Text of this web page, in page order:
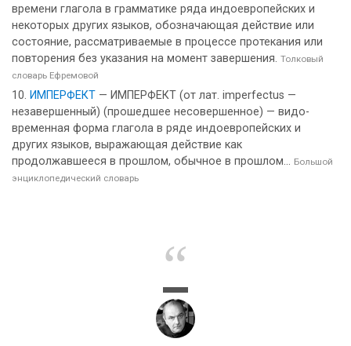
времени глагола в грамматике ряда индоевропейских и
некоторых других языков, обозначающая действие или
состояние, рассматриваемые в процессе протекания или
повторения без указания на момент завершения. Толковый
словарь Ефремовой
ИМПЕРФЕКТ — ИМПЕРФЕКТ (от лат. imperfectus —
незавершенный) (прошедшее несовершенное) — видо-
временная форма глагола в ряде индоевропейских и
других языков, выражающая действие как
продолжавшееся в прошлом, обычное в прошлом... Большой
энциклопедический словарь